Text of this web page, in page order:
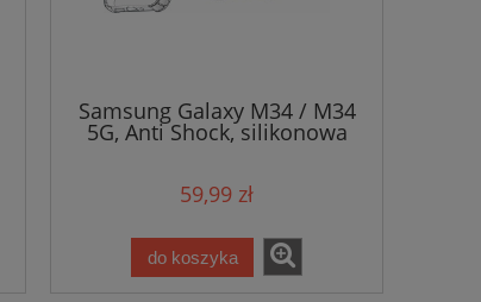
Samsung Galaxy M34 / M34
5G, Anti Shock, silikonowa
59,99 zł
do koszyka